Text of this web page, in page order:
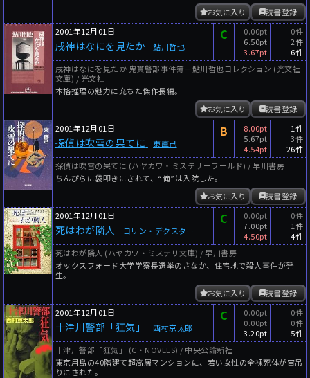
読書登録
お気に入り
2001年12月01日
戌神はなにを見たか 鮎川哲也
C
0.00pt
6.50pt
3.67pt
0件
2件
6件
戌神はなにを見たか 鬼貫警部事件簿―鮎川哲也コレクション (光文社
文庫) / 光文社
本格推理の魅力に充ちた傑作長編。
読書登録
お気に入り
2001年12月01日
探偵は吹雪の果てに 東直己
B
8.00pt
5.67pt
4.54pt
1件
3件
26件
探偵は吹雪の果てに (ハヤカワ・ミステリーワールド) / 早川書房
ちんぴらに袋叩きにされて、“俺”は入院した。
読書登録
お気に入り
2001年12月01日
死はわが隣人 コリン・デクスター
C
0.00pt
7.00pt
4.50pt
0件
1件
4件
死はわが隣人 (ハヤカワ・ミステリ文庫) / 早川書房
オックスフォード大学学寮長選挙のさなか、住宅地で殺人事件が発
生。
読書登録
お気に入り
2001年12月01日
十津川警部「狂気」 西村京太郎
C
0.00pt
0.00pt
3.20pt
0件
0件
5件
十津川警部「狂気」 (C・NOVELS) / 中央公論新社
東京月島の40階建て超高層マンションに、若い女性の全裸死体が宙吊
りにされた。